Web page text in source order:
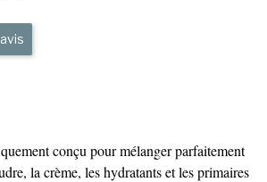
conçu pour mélanger parfaitement
la crème, les hydratants et les primaires